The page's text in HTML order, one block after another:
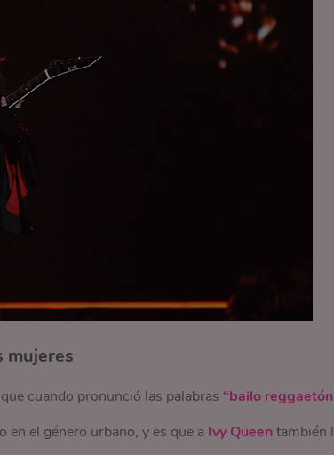
mujeres
cuando pronunció las palabras “bailo reggaetón
el género urbano, y es que a Ivy Queentambién